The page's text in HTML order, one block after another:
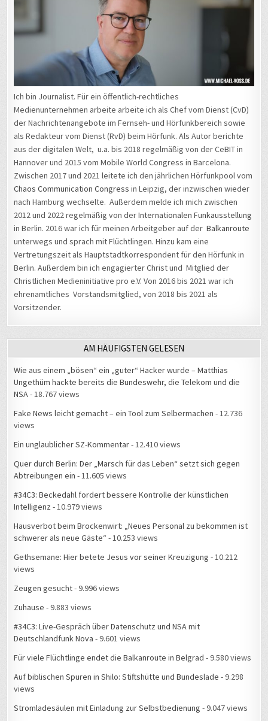
Ich bin Journalist. Für ein öffentlich-rechtliches
Medienunternehmen arbeite arbeite ich als Chef vom Dienst (CvD)
der Nachrichtenangebote im Fernseh- und Hörfunkbereich sowie
als Redakteur vom Dienst (RvD) beim Hörfunk. Als Autor berichte
aus der digitalen Welt, u.a. bis 2018 regelmäßig von der CeBIT in
Hannover und 2015 vom Mobile World Congress in Barcelona.
Zwischen 2017 und 2021 leitete ich den jährlichen Hörfunkpool vom
Chaos Communication Congress in Leipzig, der inzwischen wieder
nach Hamburg wechselte. Außerdem melde ich mich zwischen
2012 und 2022 regelmäßig von derInternationalen Funkausstellung
in Berlin. 2016 war ich für meinen Arbeitgeber auf derBalkanroute
unterwegs und sprach mit Flüchtlingen. Hinzu kam eine
Vertretungszeit als Hauptstadtkorrespondent für den Hörfunk in
Berlin. Außerdem bin ich engagierter Christ und Mitglied der
Christlichen Medieninitiative pro e.V. Von 2016 bis 2021 war ich
ehrenamtliches Vorstandsmitglied, von 2018 bis 2021 als
Vorsitzender.
AM HÄUFIGSTEN GELESEN
Wie aus einem „bösen“ ein „guter“ Hacker wurde – Matthias
Ungethüm hackte bereits die Bundeswehr, die Telekom und die
NSA- 18.767 views
Fake News leicht gemacht – ein Tool zum Selbermachen - 12.736
views
Ein unglaublicher SZ-Kommentar- 12.410 views
Quer durch Berlin: Der „Marsch für das Leben“ setzt sich gegen
Abtreibungen ein - 11.605 views
#34C3: Beckedahl fordert bessere Kontrolle der künstlichen
Intelligenz - 10.979 views
Hausverbot beim Brockenwirt: „Neues Personal zu bekommen ist
schwerer als neue Gäste“ - 10.253 views
Gethsemane: Hier betete Jesus vor seiner Kreuzigung - 10.212
views
Zeugen gesucht- 9.996 views
Zuhause - 9.883 views
#34C3: Live-Gespräch über Datenschutz und NSA mit
Deutschlandfunk Nova - 9.601 views
Für viele Flüchtlinge endet die Balkanroute in Belgrad - 9.580 views
Auf biblischen Spuren in Shilo: Stiftshütte und Bundeslade - 9.298
views
Stromladesäulen mit Einladung zur Selbstbedienung - 9.047 views